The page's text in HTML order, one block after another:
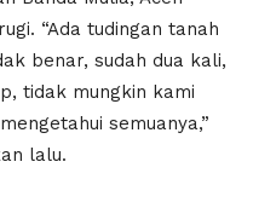
“Ada tudingan tanah
benar, sudah dua kali,
tidak mungkin kami
semuanya,”
lalu.